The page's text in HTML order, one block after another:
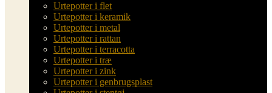
Urtepotter i flet
Urtepotter i keramik
Urtepotter i metal
Urtepotter i rattan
Urtepotter i terracotta
Urtepotter i træ
Urtepotter i zink
Urtepotter i genbrugsplast